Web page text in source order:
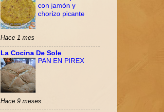
con jamón y
chorizo picante
Hace 1 mes
La Cocina De Sole
PAN EN PIREX
Hace 9 meses